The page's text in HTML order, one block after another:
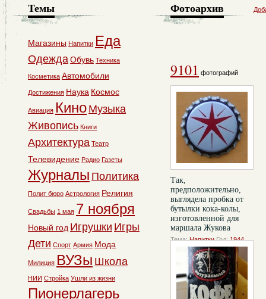
Фотоархив
9101 фотографий
Так,
предположительно,
выглядела пробка от
бутылки кока-колы,
изготовленной для
маршала Жукова
Тема:Напитки Год:1944
комментарии:0
Темы
Магазины Напитки Еда
ОдеждаОбувь Техника
Косметика Автомобили
Достижения Наука Космос
Авиация Кино Музыка
Живопись Книги
Архитектура Театр
Телевидение Радио Газеты
Журналы Политика
Полит бюро Астрология Религия
Свадьбы 1 мая 7 ноября
Новый год Игрушки Игры
Дети Спорт Армия Мода
Милиция ВУЗы Школа
НИИ Стройка Ушли из жизни
Пионерлагерь